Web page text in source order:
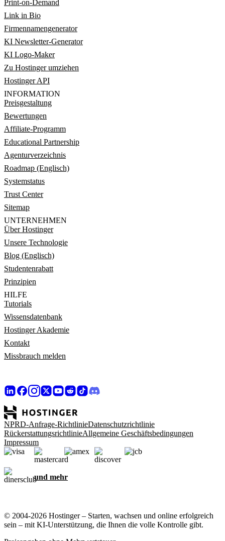
Print-on-Demand
Link in Bio
Firmennamengenerator
KI Newsletter-Generator
KI Logo-Maker
Zu Hostinger umziehen
Hostinger API
INFORMATION
Preisgestaltung
Bewertungen
Affiliate-Programm
Educational Partnership
Agenturverzeichnis
Roadmap (Englisch)
Systemstatus
Trust Center
Sitemap
UNTERNEHMEN
Über Hostinger
Unsere Technologie
Blog (Englisch)
Studentenrabatt
Prinzipien
HILFE
Tutorials
Wissensdatenbank
Hostinger Akademie
Kontakt
Missbrauch melden
NPRD-Anfrage-RichtlinieDatenschutzrichtlinie
RückerstattungsrichtlinieAllgemeine Geschäftsbedingungen
Impressum
und mehr
© 2004-2026 Hostinger – Starten, wachsen und online erfolgreich
sein – mit KI-Unterstützung, die Ihnen die volle Kontrolle gibt.